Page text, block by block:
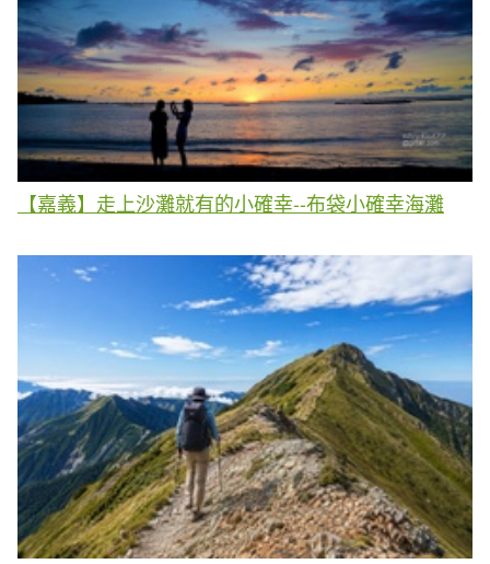
【嘉義】走上沙灘就有的小確幸--布袋小確幸海灘